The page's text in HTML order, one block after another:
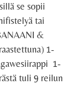
se sopii
tai
&
1-
1-
tuli 9 reilun